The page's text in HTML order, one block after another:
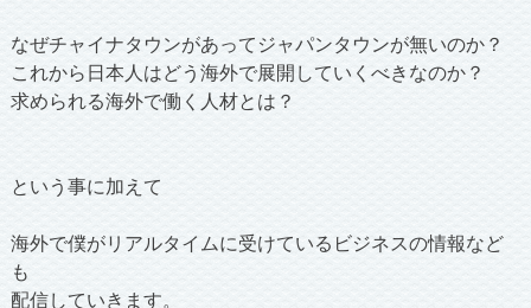
なぜチャイナタウンがあってジャパンタウンが無いのか？
これから日本人はどう海外で展開していくべきなのか？
求められる海外で働く人材とは？
という事に加えて
海外で僕がリアルタイムに受けているビジネスの情報など
も
配信していきます。